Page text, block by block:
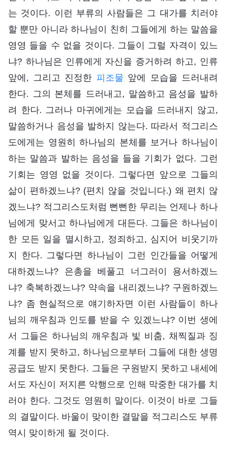
는 것이다. 이런 부류의 사람들은 그 대가를 치러야
할 뿐만 아니라 하나님이 친히 그들에게 하는 말씀을
영영 들을 수 없을 것이다. 그들이 그럴 자격이 있느
냐? 하나님은 인류에게 자신을 증거하려 하고, 인류
앞에, 그리고 진정한 피조물 앞에 모습을 드러내려
한다. 그의 본체를 드러내고, 말씀하고 음성을 발하
려 한다. 그러나 마귀에게는 모습을 드러내지 않고,
말씀하거나 음성을 발하지 않는다. 따라서 적그리스
도에게는 영원히 하나님의 본체를 보거나 하나님이
하는 말씀과 발하는 음성을 들을 기회가 없다. 그런
기회는 영영 없을 것이다. 그렇다면 앞으로 그들의
삶이 편하겠느냐? (편치 않을 것입니다.) 왜 편치 않
겠느냐? 적그리스도처럼 뻔뻔한 무리는 언제나 하나
님에게 맞서고 하나님에게 대든다. 그들은 하나님이
한 모든 일을 멸시하고, 정죄하고, 심지어 비웃기까
지 한다. 그렇다면 하나님이 그런 인간들을 어떻게
대하겠느냐? 은총을 베풀고 너그러이 용서하겠느
냐? 축복하겠느냐? 약속을 내리겠느냐? 구원하겠느
냐? 좀 현실적으로 얘기하자면 이런 사람들이 하나
님의 깨우침과 인도를 받을 수 있겠느냐? 이번 생에
서 그들은 하나님의 깨우침과 빛 비춤, 채찍질과 징
계를 받지 못하고, 하나님으로부터 그들에 대한 생명
공급도 받지 못한다. 그들은 구원받지 못하고 내세에
서도 자신이 저지른 악행으로 인해 막중한 대가를 치
러야 한다. 그것도 영원히 말이다. 이것이 바로 그들
의 결말이다. 바울이 맞이한 결말을 적그리스도 부류
역시 맞이하게 될 것이다.